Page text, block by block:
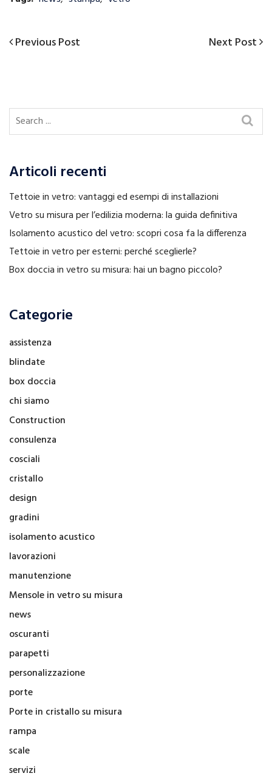
Navigazione
Previous
Previous Post
Next
Next Post
Articoli recenti
Tettoie in vetro: vantaggi ed esempi di installazioni
Vetro su misura per l’edilizia moderna: la guida definitiva
Isolamento acustico del vetro: scopri cosa fa la differenza
Tettoie in vetro per esterni: perché sceglierle?
Box doccia in vetro su misura: hai un bagno piccolo?
Categorie
assistenza
blindate
box doccia
chi siamo
Construction
consulenza
cosciali
cristallo
design
gradini
isolamento acustico
lavorazioni
manutenzione
Mensole in vetro su misura
news
oscuranti
parapetti
personalizzazione
porte
Porte in cristallo su misura
rampa
scale
servizi